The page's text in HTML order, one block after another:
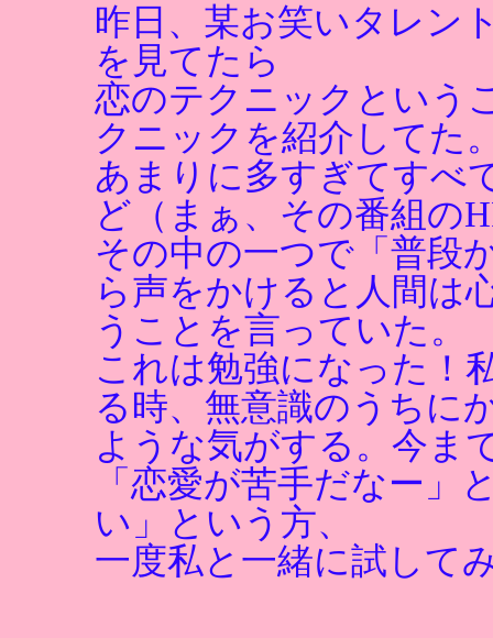
昨日、某お笑いタレン
を見てたら
恋のテクニックという
クニックを紹介してた
あまりに多すぎてすべ
ど（まぁ、その番組の
その中の一つで「普段
ら声をかけると人間は
うことを言っていた。
これは勉強になった！
る時、無意識のうちに
ような気がする。今ま
「恋愛が苦手だなー」
い」という方、
一度私と一緒に試して